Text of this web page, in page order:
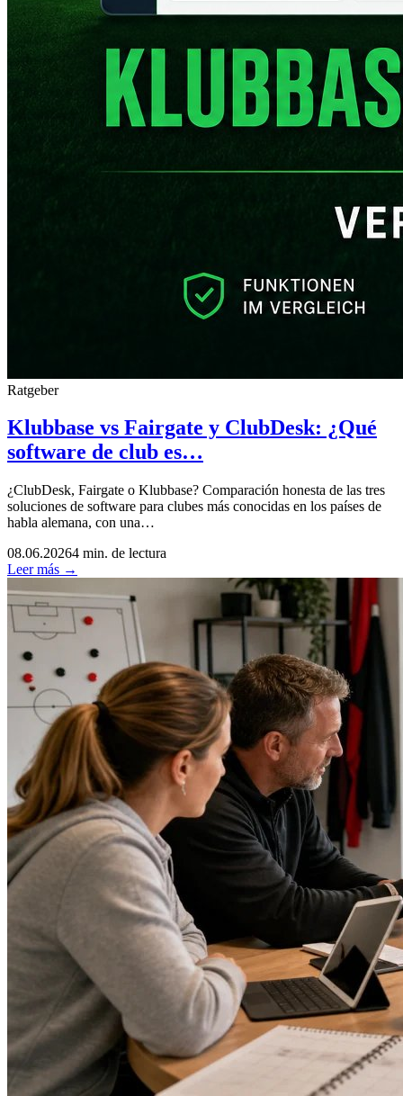
Ratgeber
Klubbase vs Fairgate y ClubDesk: ¿Qué
software de club es…
¿ClubDesk, Fairgate o Klubbase? Comparación honesta de las tres
soluciones de software para clubes más conocidas en los países de
habla alemana, con una…
08.06.20264 min. de lectura
Leer más →